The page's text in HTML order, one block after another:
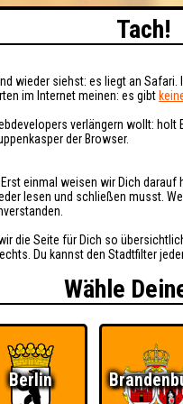
Tach!
wieder siehst: es liegt an
im Internet meinen: es gibt
verlängern wollt: holt
der Browser.
einmal weisen wir Dich
lesen und schließen musst.
die Seite für Dich so
Du kannst den Stadtfilter
Wähle
Berlin